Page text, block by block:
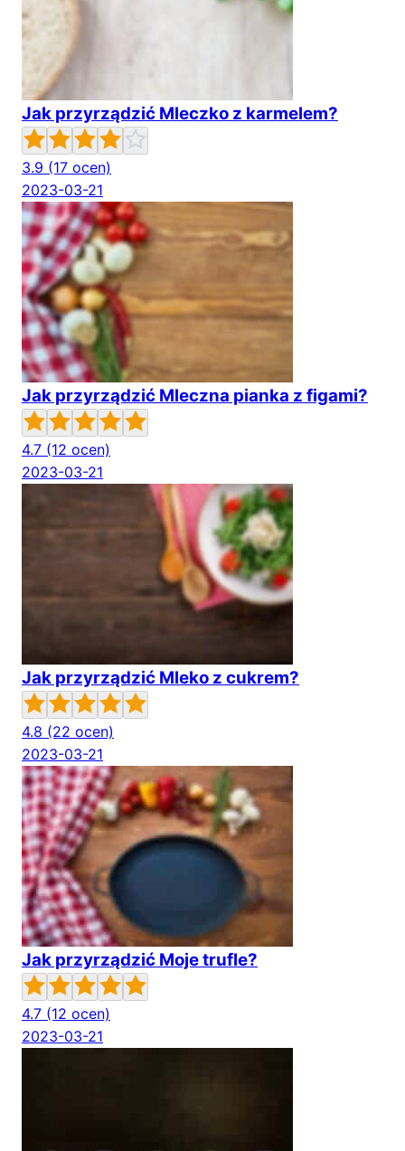
Jak przyrządzić Mleczko z karmelem?
3.9 (17 ocen)
2023-03-21
Jak przyrządzić Mleczna pianka z figami?
4.7 (12 ocen)
2023-03-21
Jak przyrządzić Mleko z cukrem?
4.8 (22 ocen)
2023-03-21
Jak przyrządzić Moje trufle?
4.7 (12 ocen)
2023-03-21